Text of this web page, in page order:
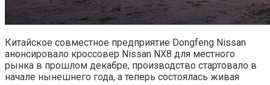
Китайское совместное предприятие Dongfeng Nissan
анонсировало кроссовер Nissan NX8 для местного
рынка в прошлом декабре, производство стартовало в
начале нынешнего года, а теперь состоялась живая